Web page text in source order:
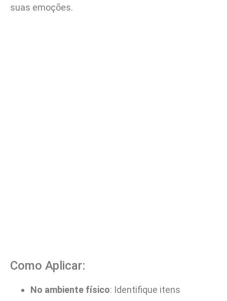
suas emoções.
Como Aplicar:
No ambiente físico: Identifique itens